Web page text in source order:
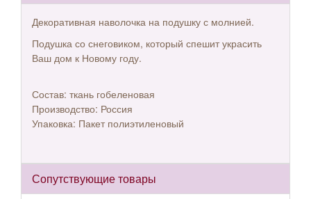
Декоративная наволочка на подушку с молнией.
Подушка со снеговиком, который спешит украсить
Ваш дом к Новому году.
Состав: ткань гобеленовая
Производство: Россия
Упаковка: Пакет полиэтиленовый
Сопутствующие товары